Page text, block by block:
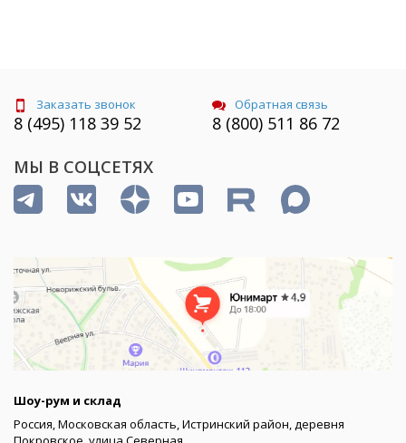
Заказать звонок
8 (495) 118 39 52
Обратная связь
8 (800) 511 86 72
МЫ В СОЦСЕТЯХ
Шоу-рум и склад
Россия, Московская область, Истринский район, деревня